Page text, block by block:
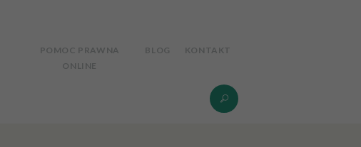
POMOC PRAWNA
ONLINE
BLOG KONTAKT